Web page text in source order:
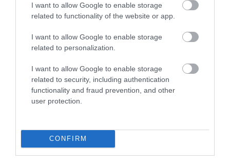
I want to allow Google to enable storage
related to functionality of the website or app.
I want to allow Google to enable storage
related to personalization.
I want to allow Google to enable storage
related to security, including authentication
functionality and fraud prevention, and other
user protection.
CONFIRM
ÖTVEN ÉVIG ROSSZ NÉVEN
VALAKI VÉGRE RÁNÉZETT
MOST MÁR GONDOLKODNI IS
PRÓBÁL: ÍGY SEGÍTHETI AZ AI
A VADÁLLATOK VÉDELMÉT